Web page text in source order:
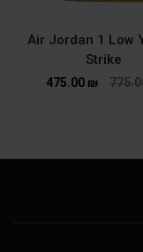
Air Jordan 1 Low
Strike
475.00 ₪